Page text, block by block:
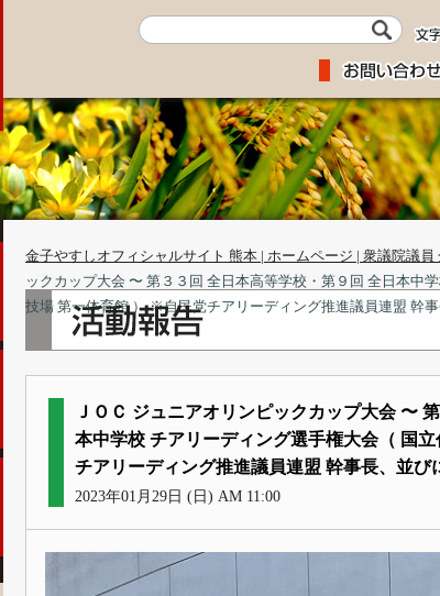
金子やすしオフィシャルサイト 熊本 | ホームページ | 衆議院議員
ックカップ大会 〜 第３３回 全日本高等学校・第９回 全日本中
技場 第一体育館 ） ※自民党チアリーディング推進議員連盟 幹
ＪＯＣ ジュニアオリンピックカップ大会 〜
本中学校 チアリーディング選手権大会（ 国
チアリーディング推進議員連盟 幹事長、並
2023年01月29日 (日) AM 11:00